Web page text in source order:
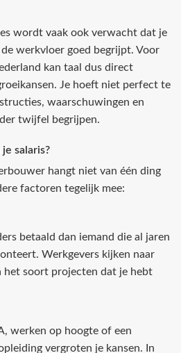
wordt vaak ook verwacht dat je
werkvloer goed begrijpt. Voor
kan taal dus direct
Je hoeft niet perfect te
waarschuwingen en
twijfel begrijpen.
salaris?
hangt niet van één ding
factoren tegelijk mee:
betaald dan iemand die al jaren
Werkgevers kijken naar
het soort projecten dat je hebt
werken op hoogte of een
vergroten je kansen. In